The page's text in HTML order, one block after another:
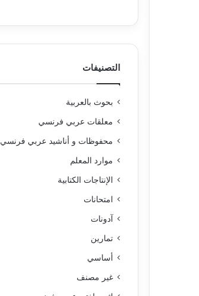
التصنيفات
بحوث بالعربية
معلقات عربي فرنسي
محفوظات و أناشيد عربي فرنسي
موارد المعلم
الإنتاجات الكتابية
امتحانات
آدونات
تمارين
أساسي
غير مصنف